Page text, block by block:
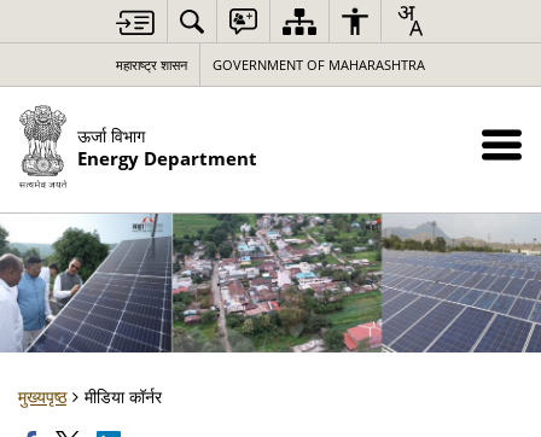
महाराष्ट्र शासन GOVERNMENT OF MAHARASHTRA
ऊर्जा विभाग
Energy Department
मुख्यपृष्ठ मीडिया कॉर्नर